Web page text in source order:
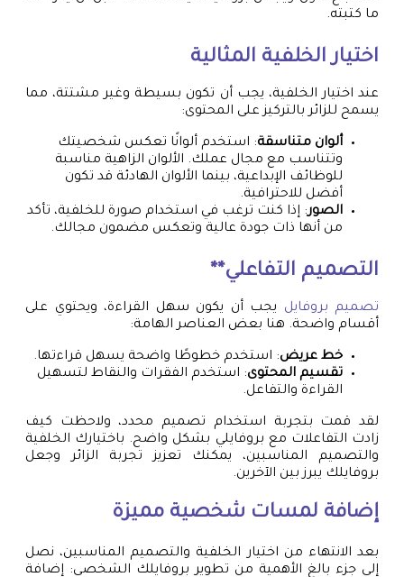
ما كتبته.
اختيار الخلفية المثالية
عند اختيار الخلفية، يجب أن تكون بسيطة وغير مشتتة، مما
يسمح للزائر بالتركيز على المحتوى:
ألوان متناسقة: استخدم ألوانًا تعكس شخصيتك
وتتناسب مع مجال عملك. الألوان الزاهية مناسبة
للوظائف الإبداعية، بينما الألوان الهادئة قد تكون
أفضل للاحترافية.
الصور: إذا كنت ترغب في استخدام صورة للخلفية، تأكد
من أنها ذات جودة عالية وتعكس مضمون مجالك.
التصميم التفاعلي**
تصميم بروفايل يجب أن يكون سهل القراءة، ويحتوي على
أقسام واضحة. هنا بعض العناصر الهامة:
خط عريض: استخدم خطوطًا واضحة يسهل قراءتها.
تقسيم المحتوى: استخدم الفقرات والنقاط لتسهيل
القراءة والتفاعل.
لقد قمت بتجربة استخدام تصميم محدد، ولاحظت كيف
زادت التفاعلات مع بروفايلي بشكل واضح. باختيارك الخلفية
والتصميم المناسبين، يمكنك تعزيز تجربة الزائر وجعل
بروفايلك يبرز بين الآخرين.
إضافة لمسات شخصية مميزة
بعد الانتهاء من اختيار الخلفية والتصميم المناسبين، نصل
إلى جزء بالغ الأهمية من تطوير بروفايلك الشخصي: إضافة